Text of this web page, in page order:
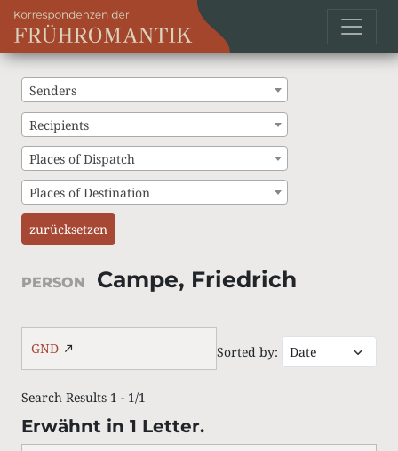
Senders
Recipients
Places of Dispatch
Places of Destination
zurücksetzen
PERSON Campe, Friedrich
GND Sorted by:
Search Results 1 - 1/1
Erwähnt in 1 Letter.